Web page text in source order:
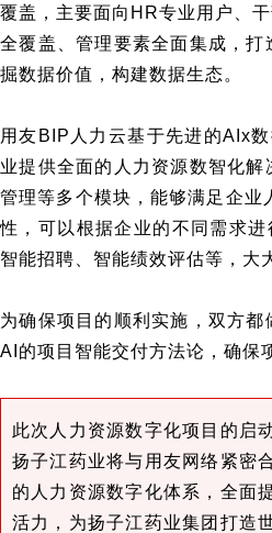
覆盖，主要面向HR专业用户、
全覆盖、管理要素全面集成，
掘数据价值，构建数据生态。
用友BIP人力云基于先进的AIx
业提供全面的人力资源数智化
管理等多个模块，能够满足企
性，可以根据企业的不同需求
智能招聘、智能绩效评估等，大
为确保项目的顺利实施，双方
AI的项目智能交付方法论，确保
此次人力资源数字化项目的启
扬子江药业将与用友网络紧密
的人力资源数字化体系，全面
活力，为扬子江药业集团打造